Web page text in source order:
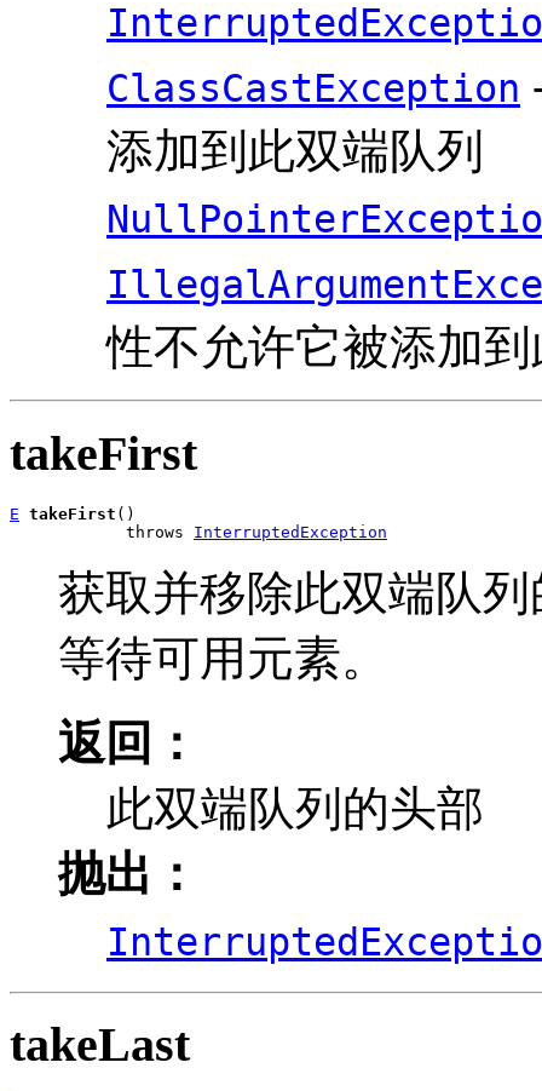
ClassCastException
添加到此双端队列
性不允许它被添加
takeFirst
E takeFirst ()
            throws
InterruptedException
获取并移除此双端队
等待可用元素。
返回：
此双端队列的头部
抛出：
takeLast